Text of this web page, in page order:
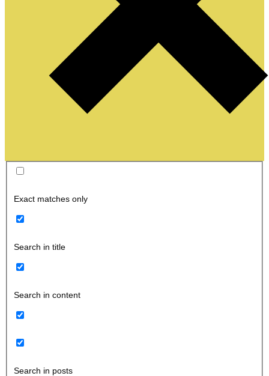
Exact matches only
Search in title
Search in content
Search in posts